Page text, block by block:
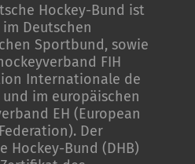
Hockey-Bund ist
Deutschen
Sportbund, sowie
FIH
Internationale de
und im europäischen
EH (European
Der
Hockey-Bund (DHB)